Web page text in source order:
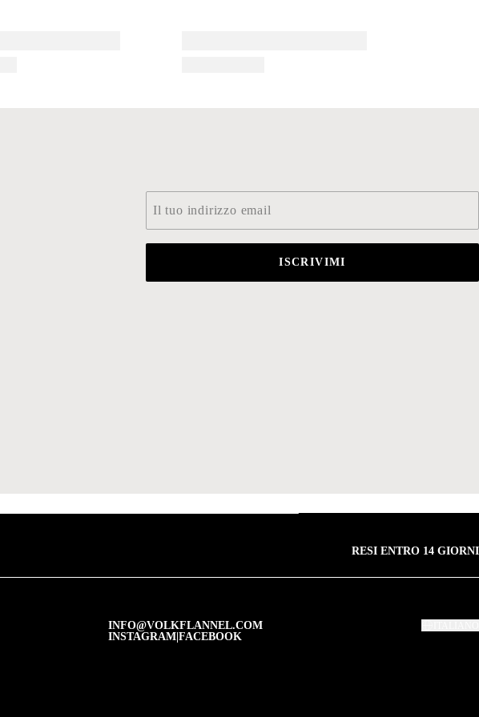
ISCRIVIMI
RESI ENTRO 14 GIORNI
INFO@VOLKFLANNEL.COM
INSTAGRAM| FACEBOOK